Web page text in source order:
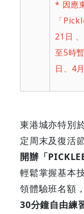
* 因應
「
21日
至5時
日、4
東港城亦特別
定周末及復活
開辦「
輕鬆掌握基本
領體驗班名額
30分鐘自由練